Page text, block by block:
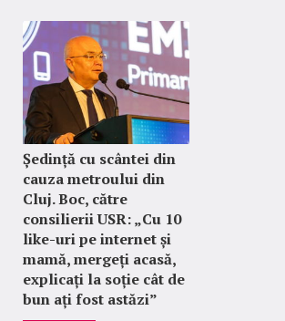
Ședință cu scântei din
cauza metroului din
Cluj. Boc, către
consilierii USR: „Cu 10
like-uri pe internet și
mamă, mergeți acasă,
explicați la soție cât de
bun ați fost astăzi”